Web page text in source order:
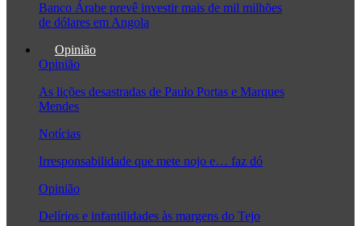
Banco Árabe prevê investir mais de mil milhões
de dólares em Angola
Opinião
Opinião
As lições desastradas de Paulo Portas e Marques
Mendes
Notícias
Irresponsabilidade que mete nojo e… faz dó
Opinião
Delírios e infantilidades às margens do Tejo